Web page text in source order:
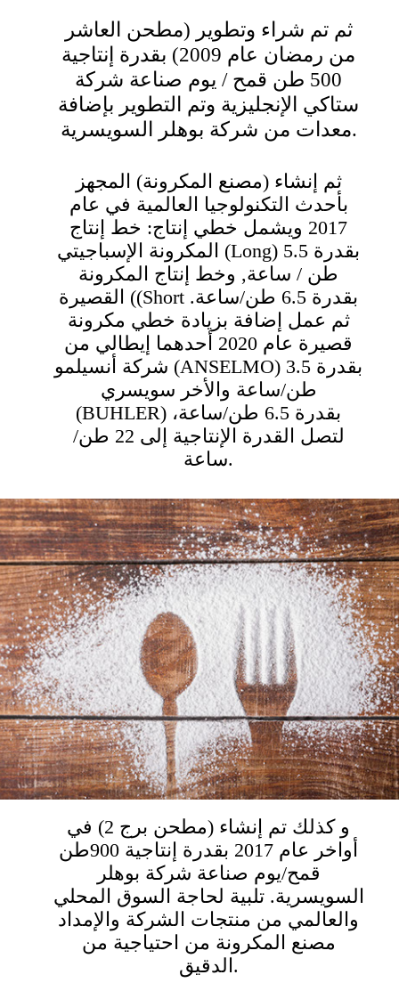
ثم تم شراء وتطوير (مطحن العاشر
من رمضان عام 2009) بقدرة إنتاجية
500 طن قمح / يوم صناعة شركة
ستاكي الإنجليزية وتم التطوير بإضافة
معدات من شركة بوهلر السويسرية.
ثم إنشاء (مصنع المكرونة) المجهز
بأحدث التكنولوجيا العالمية في عام
2017 ويشمل خطي إنتاج: خط إنتاج
المكرونة الإسباجيتي (Long) بقدرة 5.5
طن / ساعة, وخط إنتاج المكرونة
القصيرة ((Short بقدرة 6.5 طن/ساعة.
ثم عمل إضافة بزيادة خطي مكرونة
قصيرة عام 2020 أحدهما إيطالي من
شركة أنسيلمو (ANSELMO) بقدرة 3.5
طن/ساعة والأخر سويسري
(BUHLER) بقدرة 6.5 طن/ساعة،
لتصل القدرة الإنتاجية إلى 22 طن/
ساعة.
و كذلك تم إنشاء (مطحن برج 2) في
أواخر عام 2017 بقدرة إنتاجية 900طن
قمح/يوم صناعة شركة بوهلر
السويسرية. تلبية لحاجة السوق المحلي
والعالمي من منتجات الشركة والإمداد
مصنع المكرونة من احتياجية من
الدقيق.